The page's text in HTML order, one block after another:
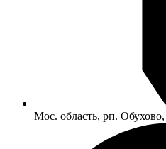
Мос. область, рп.